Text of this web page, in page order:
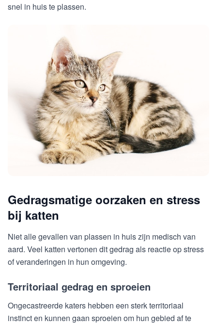
snel in huis te plassen.
Gedragsmatige oorzaken en stress
bij katten
Niet alle gevallen van plassen in huis zijn medisch van
aard. Veel katten vertonen dit gedrag als reactie op stress
of veranderingen in hun omgeving.
Territoriaal gedrag en sproeien
Ongecastreerde katers hebben een sterk territoriaal
instinct en kunnen gaan sproeien om hun gebied af te